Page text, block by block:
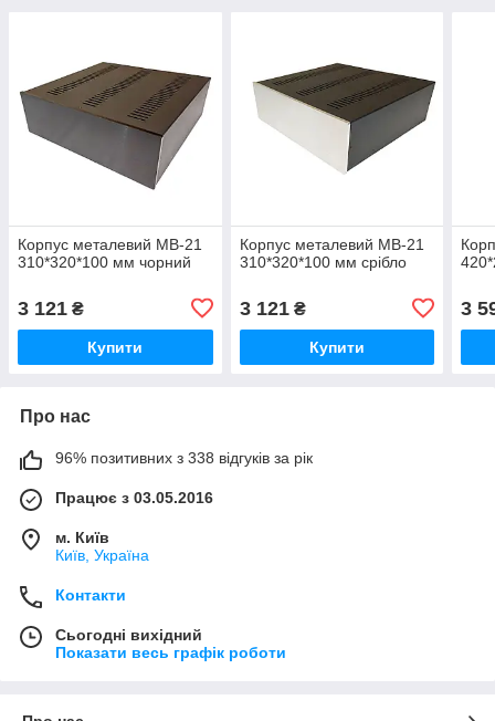
Корпус металевий МВ-21
310*320*100 мм чорний
3 121 ₴
Купити
Корпус металевий МВ-21
310*320*100 мм срібло
3 121₴
Купити
3
Про нас
96% позитивних з 338 відгуків за рік
Працює з 03.05.2016
м. Київ
Київ, Україна
Контакти
Сьогодні вихідний
Показати весь графік роботи